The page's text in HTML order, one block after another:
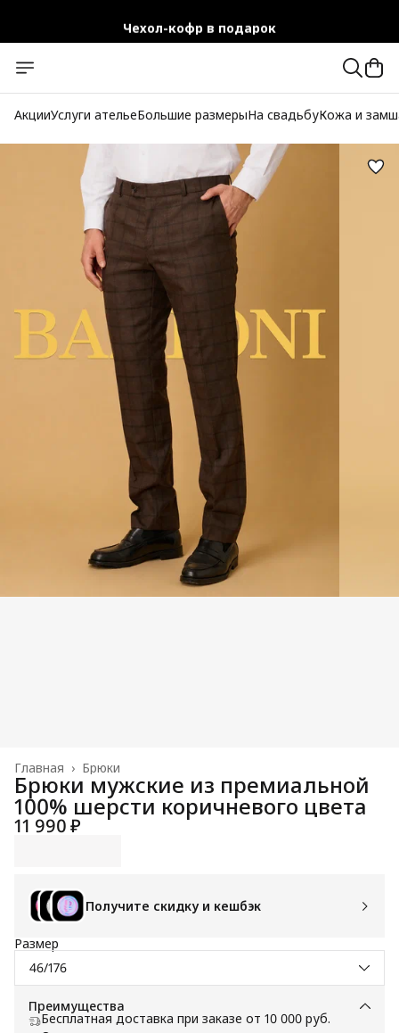
Чехол-кофр в подарок
Бесплатная доставка при заказе от 10 000 руб.
АкцииУслуги ательеБольшие размерыНа свадьбуКожа и
Брюки
Главная ›
Брюки мужские из премиальной
100% шерсти коричневого цвета
11 990 ₽
Получите скидку и кешбэк
Размер
46/176
Преимущества
Бесплатная доставка при заказе от 10 000 руб.